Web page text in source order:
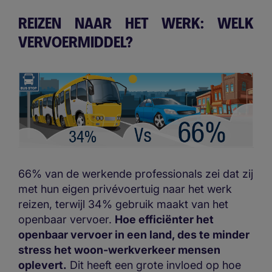
REIZEN NAAR HET WERK: WELK
VERVOERMIDDEL?
66% van de werkende professionals zei dat zij
met hun eigen privévoertuig naar het werk
reizen, terwijl 34% gebruik maakt van het
openbaar vervoer. Hoe efficiënter het
openbaar vervoer in een land, des te minder
stress het woon-werkverkeer mensen
oplevert. Dit heeft een grote invloed op hoe